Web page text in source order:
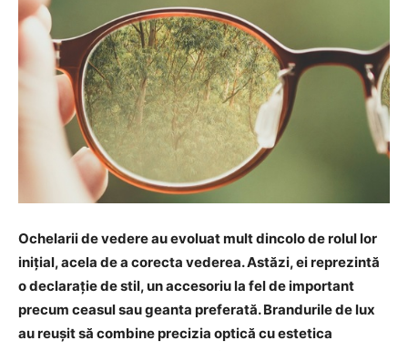
Ochelarii de vedere au evoluat mult dincolo de rolul lor
inițial, acela de a corecta vederea. Astăzi, ei reprezintă
o declarație de stil, un accesoriu la fel de important
precum ceasul sau geanta preferată. Brandurile de lux
au reușit să combine precizia optică cu estetica